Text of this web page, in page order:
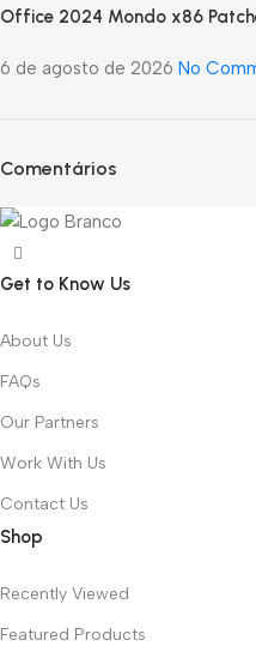
Office 2024 Mondo x86
6 de agosto de 2026 No
Comentários
Get to Know Us
About Us
FAQs
Our Partners
Work With Us
Contact Us
Shop
Recently Viewed
Featured Products